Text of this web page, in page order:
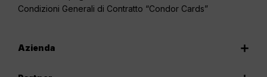
Condizioni Generali di Contratto “Condor Cards”
Azienda